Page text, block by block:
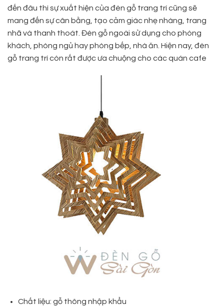
đến đâu thì sự xuất hiện của đèn gỗ trang trí cũng sẽ
mang đến sự cân bằng, tạo cảm giác nhẹ nhàng, trang
nhã và thanh thoát. Đèn gỗ ngoài sử dụng cho phòng
khách, phòng ngủ hay phòng bếp, nhà ăn. Hiện nay, đèn
gỗ trang trí còn rất được ưa chuộng cho các quán cafe
Chất liệu: gỗ thông nhập khẩu